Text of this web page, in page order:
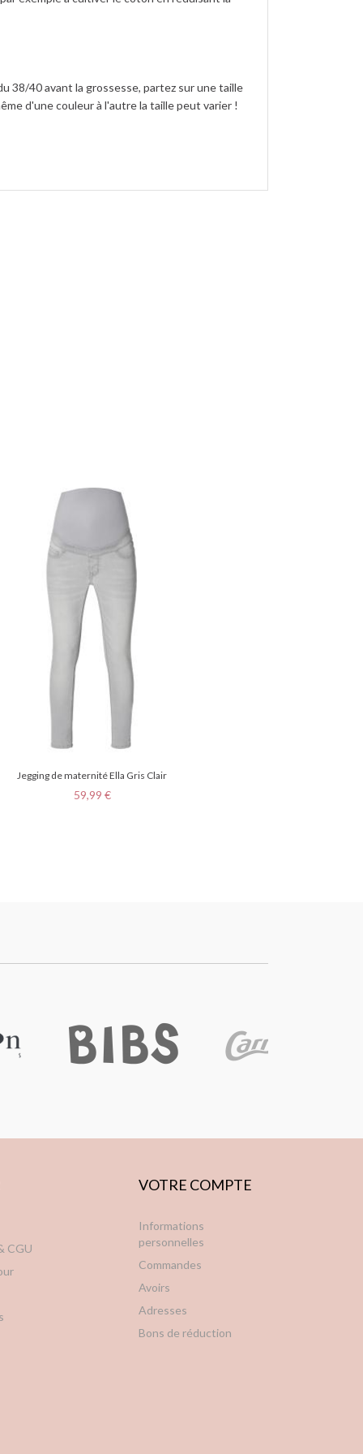
38/40 avant la grossesse, partez sur une taille
d'une couleur à l'autre la taille peut varier !
Jegging de maternité Ella Gris Clair
Prix
59,99 €
CGU
VOTRE COMPTE
Informations
personnelles
Commandes
Avoirs
Adresses
Bons de réduction